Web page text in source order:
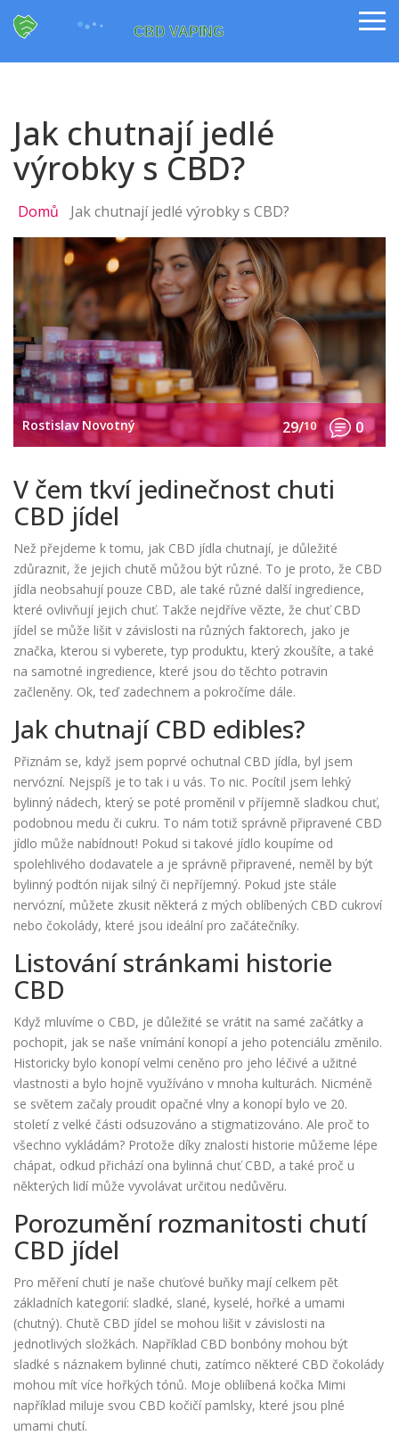
Jak chutnají jedlé
výrobky s CBD?
Domů Jak chutnají jedlé výrobky s CBD?
Rostislav Novotný 29/10 0
V čem tkví jedinečnost chuti
CBD jídel
Než přejdeme k tomu, jak CBD jídla chutnají, je důležité
zdůraznit, že jejich chutě můžou být různé. To je proto, že CBD
jídla neobsahují pouze CBD, ale také různé další ingredience,
které ovlivňují jejich chuť. Takže nejdříve vězte, že chuť CBD
jídel se může lišit v závislosti na různých faktorech, jako je
značka, kterou si vyberete, typ produktu, který zkoušíte, a také
na samotné ingredience, které jsou do těchto potravin
začleněny. Ok, teď zadechnem a pokročíme dále.
Jak chutnají CBD edibles?
Přiznám se, když jsem poprvé ochutnal CBD jídla, byl jsem
nervózní. Nejspíš je to tak i u vás. To nic. Pocítil jsem lehký
bylinný nádech, který se poté proměnil v příjemně sladkou chuť,
podobnou medu či cukru. To nám totiž správně připravené CBD
jídlo může nabídnout! Pokud si takové jídlo koupíme od
spolehlivého dodavatele a je správně připravené, neměl by být
bylinný podtón nijak silný či nepříjemný. Pokud jste stále
nervózní, můžete zkusit některá z mých oblíbených CBD cukroví
nebo čokolády, které jsou ideální pro začátečníky.
Listování stránkami historie
CBD
Když mluvíme o CBD, je důležité se vrátit na samé začátky a
pochopit, jak se naše vnímání konopí a jeho potenciálu změnilo.
Historicky bylo konopí velmi ceněno pro jeho léčivé a užitné
vlastnosti a bylo hojně využíváno v mnoha kulturách. Nicméně
se světem začaly proudit opačné vlny a konopí bylo ve 20.
století z velké části odsuzováno a stigmatizováno. Ale proč to
všechno vykládám? Protože díky znalosti historie můžeme lépe
chápat, odkud přichází ona bylinná chuť CBD, a také proč u
některých lidí může vyvolávat určitou nedůvěru.
Porozumění rozmanitosti chutí
CBD jídel
Pro měření chutí je naše chuťové buňky mají celkem pět
základních kategorií: sladké, slané, kyselé, hořké a umami
(chutný). Chutě CBD jídel se mohou lišit v závislosti na
jednotlivých složkách. Například CBD bonbóny mohou být
sladké s náznakem bylinné chuti, zatímco některé CBD čokolády
mohou mít více hořkých tónů. Moje obliíbená kočka Mimi
například miluje svou CBD kočičí pamlsky, které jsou plné
umami chutí.